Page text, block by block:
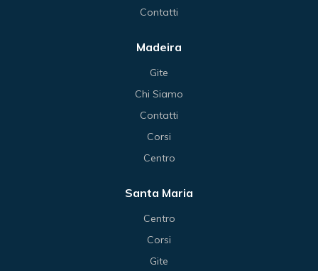
Contatti
Madeira
Gite
Chi Siamo
Contatti
Corsi
Centro
Santa Maria
Centro
Corsi
Gite